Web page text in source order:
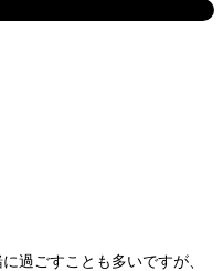
過ごすことも多いですが、